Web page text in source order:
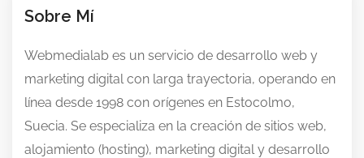
Sobre Mí
Webmedialab es un servicio de desarrollo web y
marketing digital con larga trayectoria, operando en
línea desde 1998 con orígenes en Estocolmo,
Suecia. Se especializa en la creación de sitios web,
alojamiento (hosting), marketing digital y desarrollo